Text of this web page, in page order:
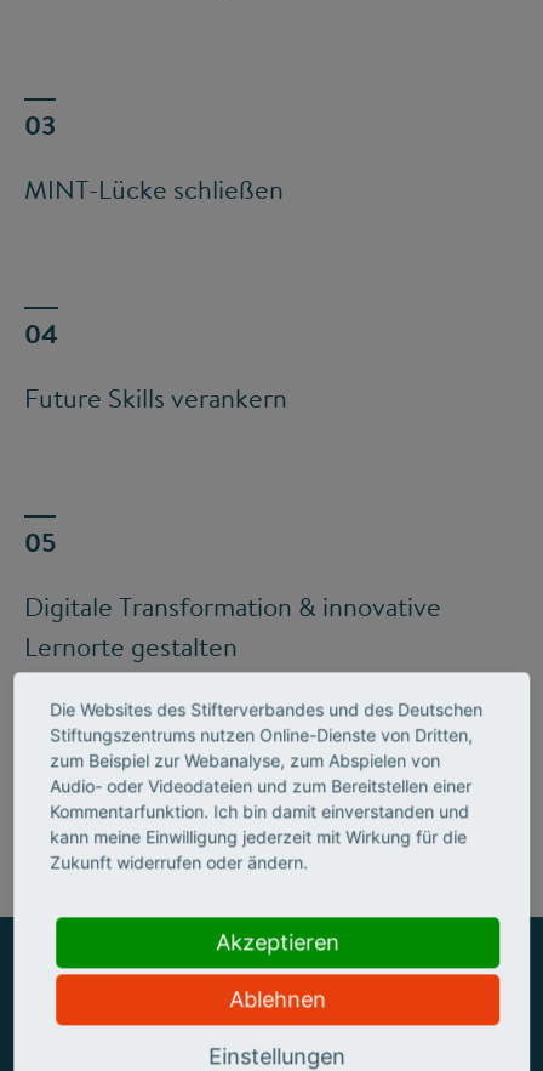
MINT-Lücke schließen
Future Skills verankern
Digitale Transformation & innovative
Lernorte gestalten
Mehr zum Handlungsfeld "Bildung &
Kompetenzen"
ZUSAMMEN MEHR ERREICHEN
Die Websites des Stifterverbandes und des Deutschen
Stiftungszentrums nutzen Online-Dienste von Dritten,
zum Beispiel zur Webanalyse, zum Abspielen von
Audio- oder Videodateien und zum Bereitstellen einer
Kommentarfunktion. Ich bin damit einverstanden und
kann meine Einwilligung jederzeit mit Wirkung für die
Zukunft widerrufen oder ändern.
Akzeptieren
Ablehnen
Einstellungen